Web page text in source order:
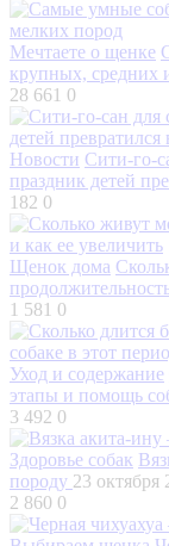
Мечтаете о щенке
крупных, средних
28 661 0
Новости Сити-го-
праздник детей
182 0
Щенок дома
1 581 0
Уход и содержание
этапы и помощь
3 492 0
Здоровье собак
породу 23 октября
2 860 0